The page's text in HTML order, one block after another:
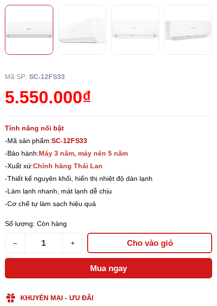
Mã SP: SC-12FS33
5.550.000₫
Tính năng nổi bật
-Mã sản phẩm:SC-12FS33
-Bảo hành:Máy 3 năm, máy nén 5 năm
-Xuất xứ:Chính hãng Thái Lan
-Thiết kế nguyên khối, hiển thị nhiệt độ dàn lạnh
-Làm lạnh nhanh, mát lạnh dễ chịu
-Cơ chế tự làm sạch hiệu quả
Số lượng: Còn hàng
– + Cho vào giỏ
Mua ngay
KHUYẾN MẠI - ƯU ĐÃI